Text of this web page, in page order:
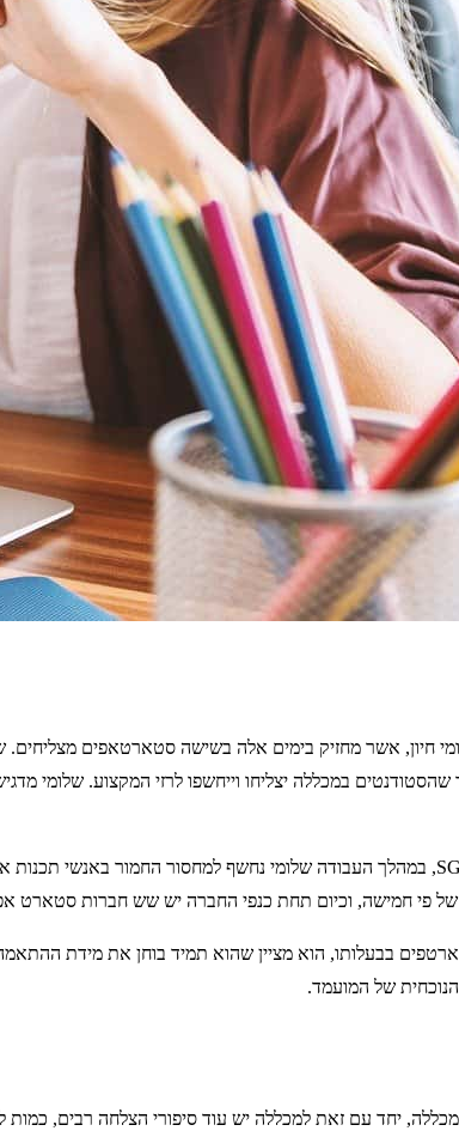
חיון, אשר מחזיק בימים אלה בשישה סטארטאפים
במכללה יצליחו וייחשפו לרזי המקצוע. שלומי
פי חמישה, וכיום תחת כנפי החברה יש שש חברות סטארט
בבעלותו, הוא מציין שהוא תמיד בוחן את מידת
של המועמד.
יחד עם זאת למכללה יש עוד סיפורי הצלחה רבים,